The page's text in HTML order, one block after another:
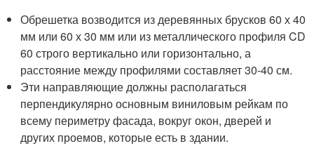
Обрешетка возводится из деревянных брусков 60 х 40
мм или 60 х 30 мм или из металлического профиля CD
60 строго вертикально или горизонтально, а
расстояние между профилями составляет 30-40 см.
Эти направляющие должны располагаться
перпендикулярно основным виниловым рейкам по
всему периметру фасада, вокруг окон, дверей и
других проемов, которые есть в здании.